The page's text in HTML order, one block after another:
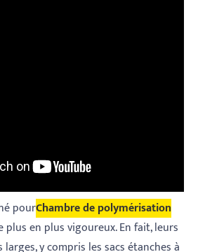
pourChambre de polymérisation
plus en plus vigoureux. En fait, leurs
y compris les sacs étanches à